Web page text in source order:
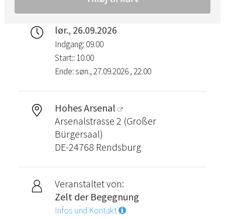
lør., 26.09.2026
Indgang: 09.00
Start:: 10.00
Ende: søn., 27.09.2026 , 22.00
Hohes Arsenal
Arsenalstrasse 2 (Großer
Bürgersaal)
DE-24768 Rendsburg
Veranstaltet von:
Zelt der Begegnung
Infos und Kontakt